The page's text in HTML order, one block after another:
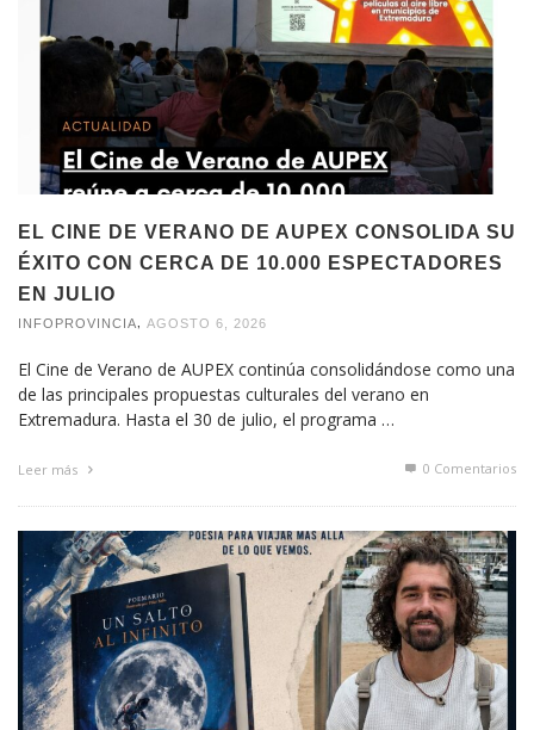
EL CINE DE VERANO DE AUPEX CONSOLIDA SU
ÉXITO CON CERCA DE 10.000 ESPECTADORES
EN JULIO
INFOPROVINCIA AGOSTO 6, 2026
El Cine de Verano de AUPEX continúa consolidándose como una
de las principales propuestas culturales del verano en
Extremadura. Hasta el 30 de julio, el programa …
Leer más 0 Comentarios